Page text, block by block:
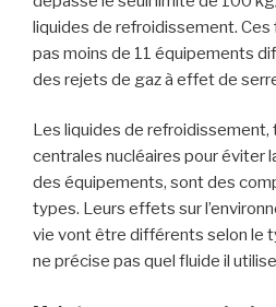
liquides de refroidissement. Ces
pas moins de 11 équipements
des rejets de gaz à effet de
Les liquides de refroidissement,
centrales nucléaires pour éviter
des équipements, sont des
types. Leurs effets sur
vie vont être différents selon le
ne précise pas quel fluide il